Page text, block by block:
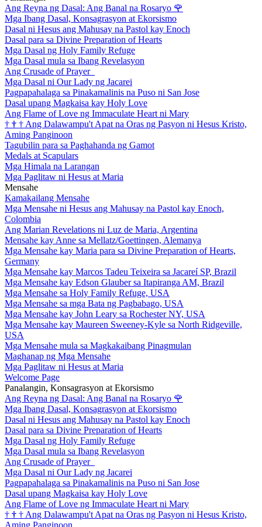
Ang Reyna ng Dasal: Ang Banal na Rosaryo 🌹
Mga Ibang Dasal, Konsagrasyon at Ekorsismo
Dasal ni Hesus ang Mahusay na Pastol kay Enoch
Dasal para sa Divine Preparation of Hearts
Mga Dasal ng Holy Family Refuge
Mga Dasal mula sa Ibang Revelasyon
Ang Crusade of Prayer
Mga Dasal ni Our Lady ng Jacarei
Pagpapahalaga sa Pinakamalinis na Puso ni San Jose
Dasal upang Magkaisa kay Holy Love
Ang Flame of Love ng Immaculate Heart ni Mary
† † † Ang Dalawampu't Apat na Oras ng Pasyon ni Hesus Kristo,
Aming Panginoon
Tagubilin para sa Paghahanda ng Gamot
Medals at Scapulars
Mga Himala na Larangan
Mga Paglitaw ni Hesus at Maria
Mensahe
Kamakailang Mensahe
Mga Mensahe ni Hesus ang Mahusay na Pastol kay Enoch,
Colombia
Ang Marian Revelations ni Luz de Maria, Argentina
Mensahe kay Anne sa Mellatz/Goettingen, Alemanya
Mga Mensahe kay Maria para sa Divine Preparation of Hearts,
Germany
Mga Mensahe kay Marcos Tadeu Teixeira sa Jacareí SP, Brazil
Mga Mensahe kay Edson Glauber sa Itapiranga AM, Brazil
Mga Mensahe sa Holy Family Refuge, USA
Mga Mensahe sa mga Bata ng Pagbabago, USA
Mga Mensahe kay John Leary sa Rochester NY, USA
Mga Mensahe kay Maureen Sweeney-Kyle sa North Ridgeville,
USA
Mga Mensahe mula sa Magkakaibang Pinagmulan
Maghanap ng Mga Mensahe
Mga Paglitaw ni Hesus at Maria
Welcome Page
Panalangin, Konsagrasyon at Ekorsismo
Ang Reyna ng Dasal: Ang Banal na Rosaryo 🌹
Mga Ibang Dasal, Konsagrasyon at Ekorsismo
Dasal ni Hesus ang Mahusay na Pastol kay Enoch
Dasal para sa Divine Preparation of Hearts
Mga Dasal ng Holy Family Refuge
Mga Dasal mula sa Ibang Revelasyon
Ang Crusade of Prayer
Mga Dasal ni Our Lady ng Jacarei
Pagpapahalaga sa Pinakamalinis na Puso ni San Jose
Dasal upang Magkaisa kay Holy Love
Ang Flame of Love ng Immaculate Heart ni Mary
† † † Ang Dalawampu't Apat na Oras ng Pasyon ni Hesus Kristo,
Aming Panginoon